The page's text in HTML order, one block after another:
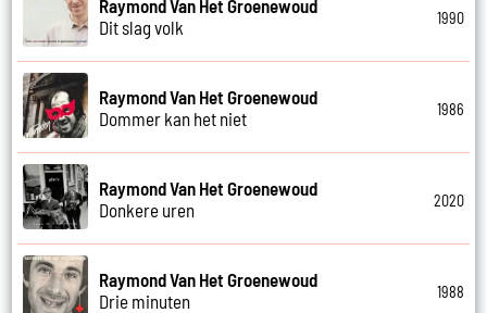
Raymond Van Het Groenewoud
Dit slag volk
1990
Raymond Van Het Groenewoud
Dommer kan het niet
1986
Raymond Van Het Groenewoud
Donkere uren
2020
Raymond Van Het Groenewoud
Drie minuten
1988